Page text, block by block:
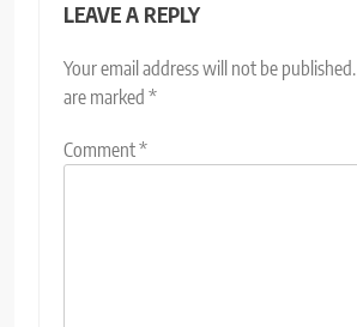
LEAVE A REPLY
Your email address will not be published.
are marked *
Comment*